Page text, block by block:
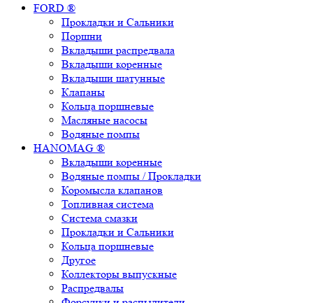
FORD ®
Прокладки и Сальники
Поршни
Вкладыши распредвала
Вкладыши коренные
Вкладыши шатунные
Клапаны
Кольца поршневые
Масляные насосы
Водяные помпы
HANOMAG ®
Вкладыши коренные
Водяные помпы / Прокладки
Коромысла клапанов
Топливная система
Система смазки
Прокладки и Сальники
Кольца поршневые
Другое
Коллекторы выпускные
Распредвалы